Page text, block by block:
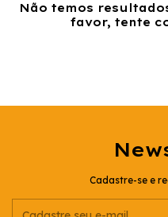
Não temos
favor, tente
Cadastre-se e